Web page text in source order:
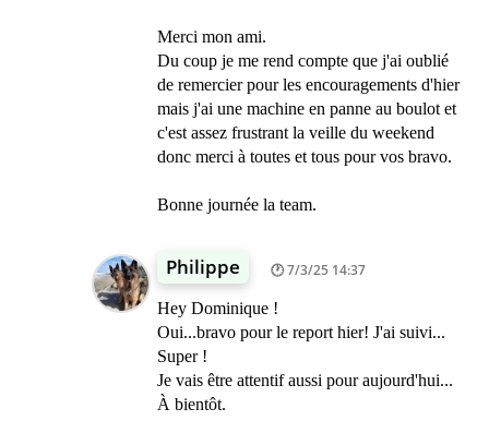
Merci mon ami.
Du coup je me rend compte que j'ai oublié
de remercier pour les encouragements d'hier
mais j'ai une machine en panne au boulot et
c'est assez frustrant la veille du weekend
donc merci à toutes et tous pour vos bravo.
Bonne journée la team.
Philippe 7/3/25 14:37
Hey Dominique !
Oui...bravo pour le report hier! J'ai suivi...
Super !
Je vais être attentif aussi pour aujourd'hui...
À bientôt.